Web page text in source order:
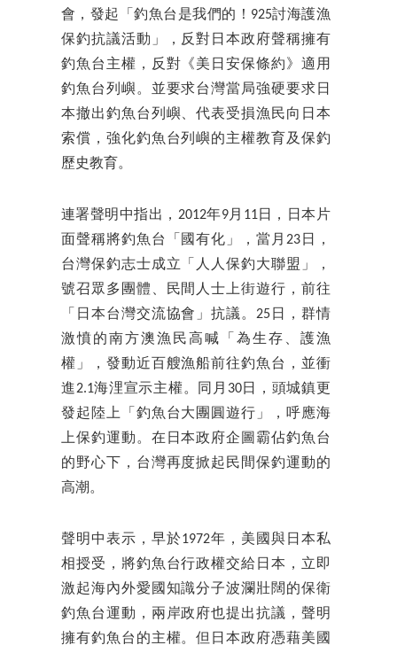
會，發起「釣魚台是我們的！925討海護漁
保釣抗議活動」，反對日本政府聲稱擁有
釣魚台主權，反對《美日安保條約》適用
釣魚台列嶼。並要求台灣當局強硬要求日
本撤出釣魚台列嶼、代表受損漁民向日本
索償，強化釣魚台列嶼的主權教育及保釣
歷史教育。
連署聲明中指出，2012年9月11日，日本片
面聲稱將釣魚台「國有化」，當月23日，
台灣保釣志士成立「人人保釣大聯盟」，
號召眾多團體、民間人士上街遊行，前往
「日本台灣交流協會」抗議。25日，群情
激憤的南方澳漁民高喊「為生存、護漁
權」，發動近百艘漁船前往釣魚台，並衝
進2.1海浬宣示主權。同月30日，頭城鎮更
發起陸上「釣魚台大團圓遊行」，呼應海
上保釣運動。在日本政府企圖霸佔釣魚台
的野心下，台灣再度掀起民間保釣運動的
高潮。
聲明中表示，早於1972年，美國與日本私
相授受，將釣魚台行政權交給日本，立即
激起海內外愛國知識分子波瀾壯闊的保衛
釣魚台運動，兩岸政府也提出抗議，聲明
擁有釣魚台的主權。但日本政府憑藉美國